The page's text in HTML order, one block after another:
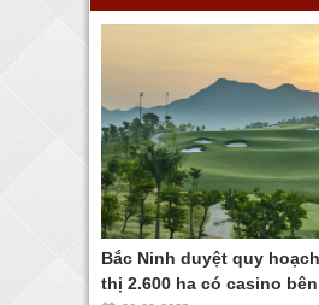
Bắc Ninh duyệt quy
thị 2.600 ha có casino